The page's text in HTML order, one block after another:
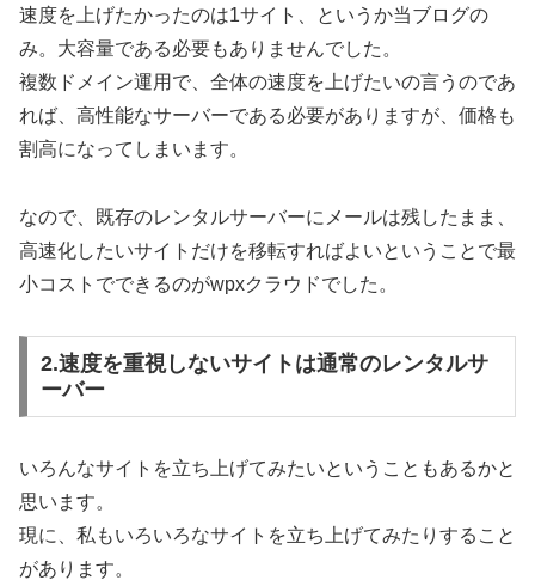
速度を上げたかったのは1サイト、というか当ブログの
み。大容量である必要もありませんでした。
複数ドメイン運用で、全体の速度を上げたいの言うのであ
れば、高性能なサーバーである必要がありますが、価格も
割高になってしまいます。
なので、既存のレンタルサーバーにメールは残したまま、
高速化したいサイトだけを移転すればよいということで最
小コストでできるのがwpxクラウドでした。
2.速度を重視しないサイトは通常のレンタルサ
ーバー
いろんなサイトを立ち上げてみたいということもあるかと
思います。
現に、私もいろいろなサイトを立ち上げてみたりすること
があります。